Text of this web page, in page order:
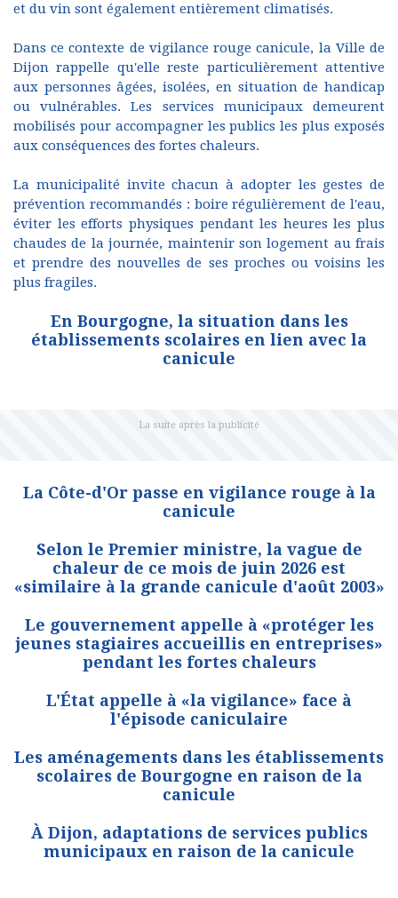
et du vin sont également entièrement climatisés.
Dans ce contexte de vigilance rouge canicule, la Ville de
Dijon rappelle qu'elle reste particulièrement attentive
aux personnes âgées, isolées, en situation de handicap
ou vulnérables. Les services municipaux demeurent
mobilisés pour accompagner les publics les plus exposés
aux conséquences des fortes chaleurs.
La municipalité invite chacun à adopter les gestes de
prévention recommandés : boire régulièrement de l'eau,
éviter les efforts physiques pendant les heures les plus
chaudes de la journée, maintenir son logement au frais
et prendre des nouvelles de ses proches ou voisins les
plus fragiles.
En Bourgogne, la situation dans les
établissements scolaires en lien avec la
canicule
La Côte-d'Or passe en vigilance rouge à la
canicule
Selon le Premier ministre, la vague de
chaleur de ce mois de juin 2026 est
«similaire à la grande canicule d'août 2003»
Le gouvernement appelle à «protéger les
jeunes stagiaires accueillis en entreprises»
pendant les fortes chaleurs
L'État appelle à «la vigilance» face à
l'épisode caniculaire
Les aménagements dans les établissements
scolaires de Bourgogne en raison de la
canicule
À Dijon, adaptations de services publics
municipaux en raison de la canicule